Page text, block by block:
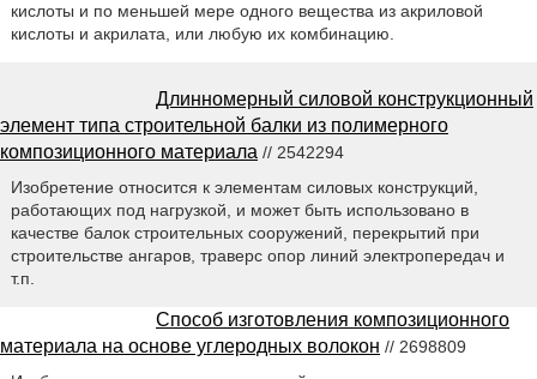
кислоты и по меньшей мере одного вещества из акриловой
кислоты и акрилата, или любую их комбинацию.
Длинномерный силовой конструкционный
элемент типа строительной балки из полимерного
композиционного материала // 2542294
Изобретение относится к элементам силовых конструкций,
работающих под нагрузкой, и может быть использовано в
качестве балок строительных сооружений, перекрытий при
строительстве ангаров, траверс опор линий электропередач и
т.п.
Способ изготовления композиционного
материала на основе углеродных волокон // 2698809